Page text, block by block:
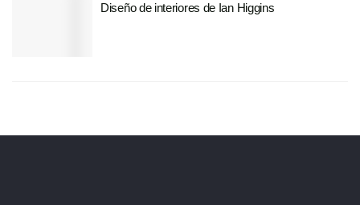
Diseño de interiores de Ian Higgins